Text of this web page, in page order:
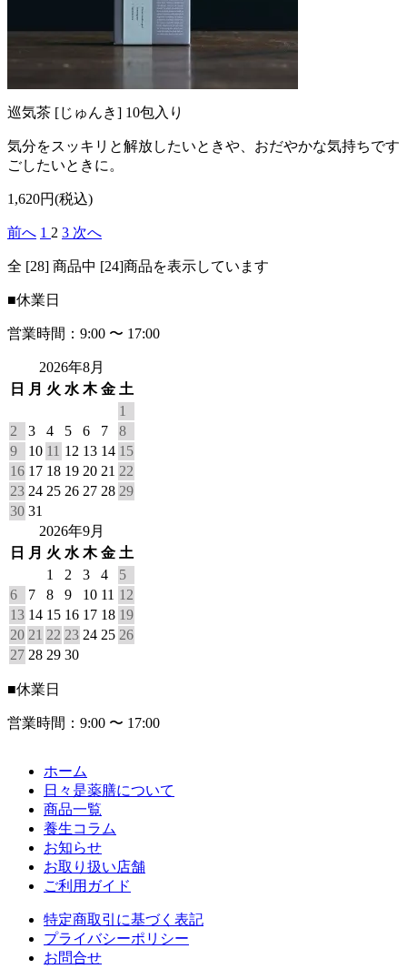
巡気茶 [じゅんき] 10包入り
気分をスッキリと解放したいときや、おだやかな気持ちです
ごしたいときに。
1,620円(税込)
前へ 1 2 3 次へ
全 [28] 商品中 [24]商品を表示しています
■休業日
営業時間：9:00 〜 17:00
2026年8月
日
月 火 水 木 金 土
1
2
3 4 5 6 7
8
9
10 11 12 13 14 15
16 17 18 19 20 21 22
23 24 25 26 27 28 29
30 31
2026年9月
日
月 火 水 木 金 土
1
2 3 4
5
6
7 8 9 10 11 12
13 14 15 16 17 18 19
20 21 22 23 24 25 26
27 28 29 30
■休業日
営業時間：9:00 〜 17:00
ホーム
日々是薬膳について
商品一覧
養生コラム
お知らせ
お取り扱い店舗
ご利用ガイド
特定商取引に基づく表記
プライバシーポリシー
お問合せ